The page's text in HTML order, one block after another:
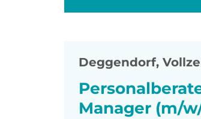
Deggendorf,
Manager (m/